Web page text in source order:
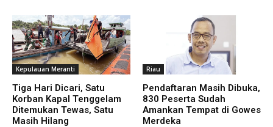
Kepulauan Meranti
Tiga Hari Dicari, Satu
Korban Kapal Tenggelam
Ditemukan Tewas, Satu
Masih Hilang
Riau
Pendaftaran Masih Dibuka,
830 Peserta Sudah
Amankan Tempat di Gowes
Merdeka